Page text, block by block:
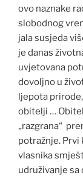
ovo naznake
slobodnog
jala susjeda
je danas
uvjetovana
dovoljno u
ljepota
obitelji …
„razgrana“
potražnje.
vlasnika
udruživanje